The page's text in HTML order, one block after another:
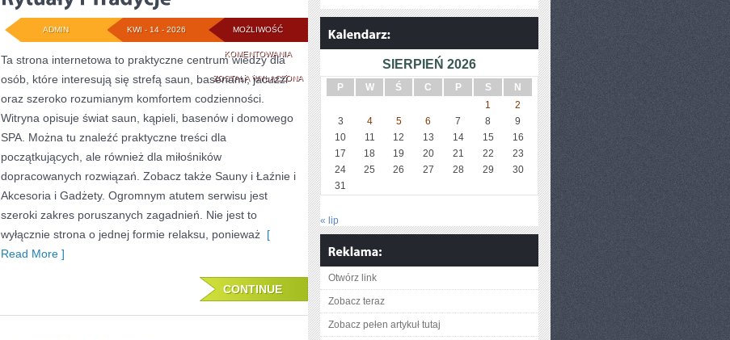
MOŻLIWOŚĆ
KOMENTOWANIARYTUAŁY
I
TRADYCJE
ZOSTAŁA WYŁĄCZONA
KWI - 14 - 2026
ADMIN
Ta strona internetowa to praktyczne centrum wiedzy dla
osób, które interesują się strefą saun, basenami, jacuzzi
oraz szeroko rozumianym komfortem codzienności.
Witryna opisuje świat saun, kąpieli, basenów i domowego
SPA. Można tu znaleźć praktyczne treści dla
początkujących, ale również dla miłośników
dopracowanych rozwiązań. Zobacz także Sauny i Łaźnie i
Akcesoria i Gadżety. Ogromnym atutem serwisu jest
szeroki zakres poruszanych zagadnień. Nie jest to
wyłącznie strona o jednej formie relaksu, ponieważ [
Read More ]
CONTINUE
SIERPIEŃ 2026
P W Ś C P S
N
1
2
3
4 5 6 7 8
9
10
11 12 13 14 15
16
17
18 19 20 21 22
23
24
25 26 27 28 29
30
31
« lip
Otwórz link
Zobacz teraz
Zobacz pełen artykuł tutaj